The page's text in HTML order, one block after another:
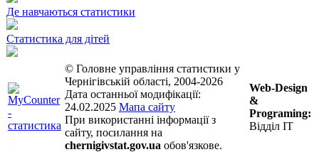
Де навчаються статистики
Статистика для дітей
© Головне управління статистики у
Чернігівській області, 2004-2026
Дата останньої модифікації:
24.02.2025 Мапа сайту
При використанні інформації з
сайту, посилання на
chernigivstat.gov.ua обов'язкове.
Web-Design
&
Programing:
Відділ ІТ